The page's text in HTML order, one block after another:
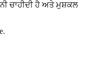
ਚਾਹੀਦੀ ਹੈ ਅਤੇ ਮੁਸ਼ਕਲ